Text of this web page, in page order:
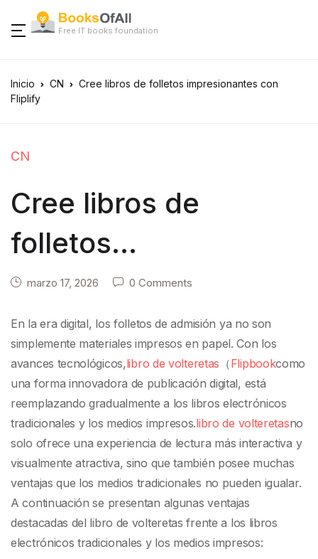
Free IT books foundation
Inicio CN
Cree libros de folletos impresionantes con
Fliplify
CN
Cree libros de
folletos
impresionantes con
Fliplify
marzo 17, 2026 0 Comments
En la era digital, los folletos de admisión ya no son
simplemente materiales impresos en papel. Con los
avances tecnológicos,libro de volteretas （Flipbookcomo
una forma innovadora de publicación digital, está
reemplazando gradualmente a los libros electrónicos
tradicionales y los medios impresos.libro de volteretasno
solo ofrece una experiencia de lectura más interactiva y
visualmente atractiva, sino que también posee muchas
ventajas que los medios tradicionales no pueden igualar.
A continuación se presentan algunas ventajas
destacadas del libro de volteretas frente a los libros
electrónicos tradicionales y los medios impresos: